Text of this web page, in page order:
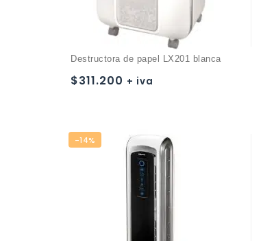
Destructora de papel LX201 blanca
$311.200 + iva
-14%